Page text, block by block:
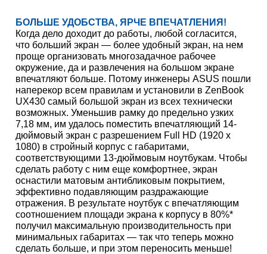
БОЛЬШЕ УДОБСТВА, ЯРЧЕ ВПЕЧАТЛЕНИЯ!
Когда дело доходит до работы, любой согласится,
что больший экран — более удобный экран, на нем
проще организовать многозадачное рабочее
окружение, да и развлечения на большом экране
впечатляют больше. Потому инженеры ASUS пошли
наперекор всем правилам и установили в ZenBook
UX430 самый большой экран из всех технически
возможных. Уменьшив рамку до предельно узких
7,18 мм, им удалось поместить впечатляющий 14-
дюймовый экран с разрешением Full HD (1920 x
1080) в стройный корпус с габаритами,
соответствующими 13-дюймовым ноутбукам. Чтобы
сделать работу с ним еще комфортнее, экран
оснастили матовым антибликовым покрытием,
эффективно подавляющим раздражающие
отражения. В результате ноутбук с впечатляющим
соотношением площади экрана к корпусу в 80%*
получил максимальную производительность при
минимальных габаритах — так что теперь можно
сделать больше, и при этом переносить меньше!